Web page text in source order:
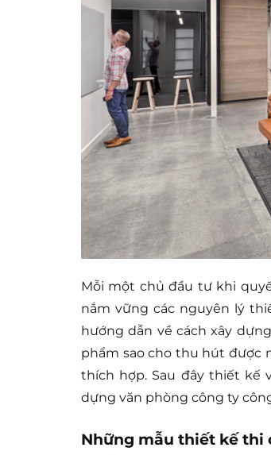
Mỗi một chủ đầu tư khi
nắm vững các nguyên lý
hướng dẫn về cách xây
phẩm sao cho thu hút được
thích hợp. Sau đây thiết kế
dựng văn phòng công ty
Những mẫu thiết kế thi